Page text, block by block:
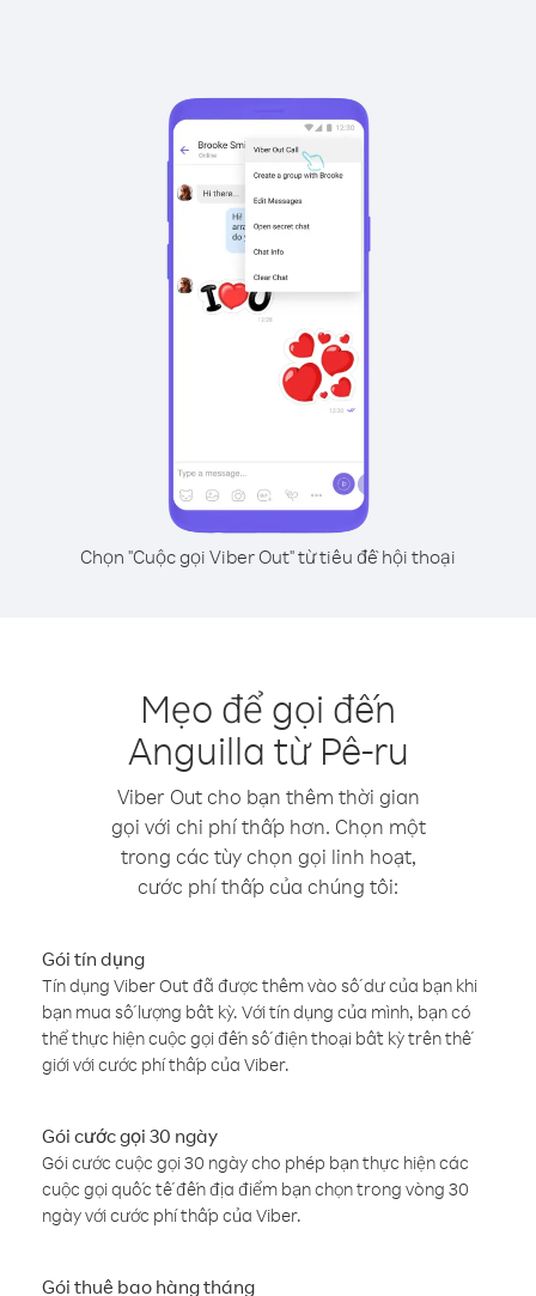
Chọn "Cuộc gọi Viber Out" từ tiêu đề hội thoại
Mẹo để gọi đến
Anguilla từ Pê-ru
Viber Out cho bạn thêm thời gian
gọi với chi phí thấp hơn. Chọn một
trong các tùy chọn gọi linh hoạt,
cước phí thấp của chúng tôi:
Gói tín dụng
Tín dụng Viber Out đã được thêm vào số dư của bạn khi
bạn mua số lượng bất kỳ. Với tín dụng của mình, bạn có
thể thực hiện cuộc gọi đến số điện thoại bất kỳ trên thế
giới với cước phí thấp của Viber.
Gói cước gọi 30 ngày
Gói cước cuộc gọi 30 ngày cho phép bạn thực hiện các
cuộc gọi quốc tế đến địa điểm bạn chọn trong vòng 30
ngày với cước phí thấp của Viber.
Gói thuê bao hàng tháng